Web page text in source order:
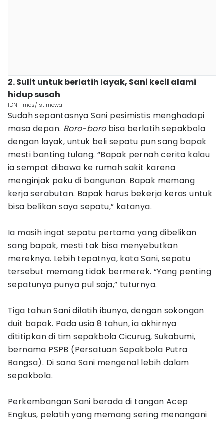
2. Sulit untuk berlatih layak, Sani kecil alami
hidup susah
IDN Times/Istimewa
Sudah sepantasnya Sani pesimistis menghadapi
masa depan. Boro-borobisa berlatih sepakbola
dengan layak, untuk beli sepatu pun sang bapak
mesti banting tulang. “Bapak pernah cerita kalau
ia sempat dibawa ke rumah sakit karena
menginjak paku di bangunan. Bapak memang
kerja serabutan. Bapak harus bekerja keras untuk
bisa belikan saya sepatu,” katanya.
Ia masih ingat sepatu pertama yang dibelikan
sang bapak, mesti tak bisa menyebutkan
mereknya. Lebih tepatnya, kata Sani, sepatu
tersebut memang tidak bermerek. “Yang penting
sepatunya punya pul saja,” tuturnya.
Tiga tahun Sani dilatih ibunya, dengan sokongan
duit bapak. Pada usia 8 tahun, ia akhirnya
dititipkan di tim sepakbola Cicurug, Sukabumi,
bernama PSPB (Persatuan Sepakbola Putra
Bangsa). Di sana Sani mengenal lebih dalam
sepakbola.
Perkembangan Sani berada di tangan Acep
Engkus, pelatih yang memang sering menangani